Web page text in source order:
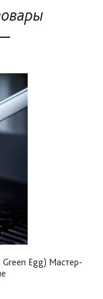
время в
знания,
начало в 13.00.
г.
2, стр. 10.
Egg) Мастер-